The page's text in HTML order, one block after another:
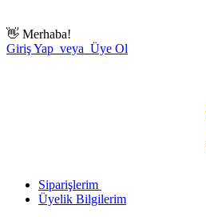
👋 Merhaba!
Giriş Yap veya Üye Ol
Siparişlerim
Üyelik Bilgilerim